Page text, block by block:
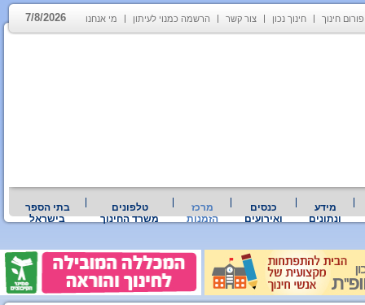
פורום חינוך חינוך נכון צור קשר הרשמה כמנוי לעיתון מי אנחנו 7/8/2026
מידע
ונתונים
כנסים
ואירועים
מרכז
הזמנות
טלפונים
משרד החינוך
בתי הספר
בישראל